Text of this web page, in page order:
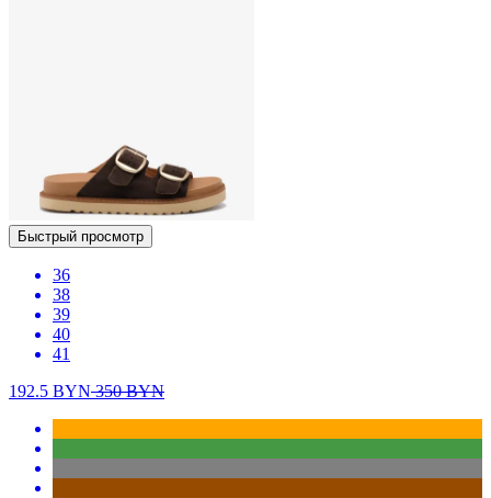
Быстрый просмотр
36
38
39
40
41
192.5 BYN350BYN